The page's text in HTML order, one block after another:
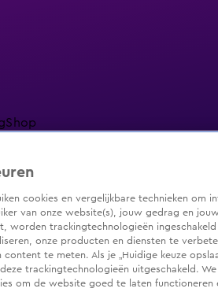
Shop
Shop
cookies en vergelijkbare technieken om
van onze website(s), jouw gedrag en
worden trackingtechnologieën
onze producten en diensten te
te meten. Als je „Huidige keuze
trackingtechnologieën uitgeschakeld. We
om de website goed te laten functioneren